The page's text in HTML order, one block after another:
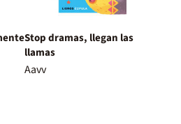
Stop dramas, llegan las
llamas
Aavv